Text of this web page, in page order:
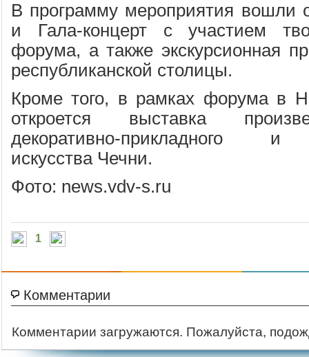
В программу мероприятия вошли
и Гала-концерт с участием
форума, а также экскурсионная
республиканской столицы.
Кроме того, в рамках форума в
откроется выставка
декоративно-прикладного и
искусства Чечни.
Фото: news.vdv-s.ru
1
Комментарии
Комментарии загружаются. Пожалуйста,